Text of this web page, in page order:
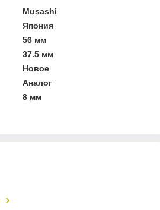
Musashi
Япония
56 мм
37.5 мм
Новое
Аналог
8 мм